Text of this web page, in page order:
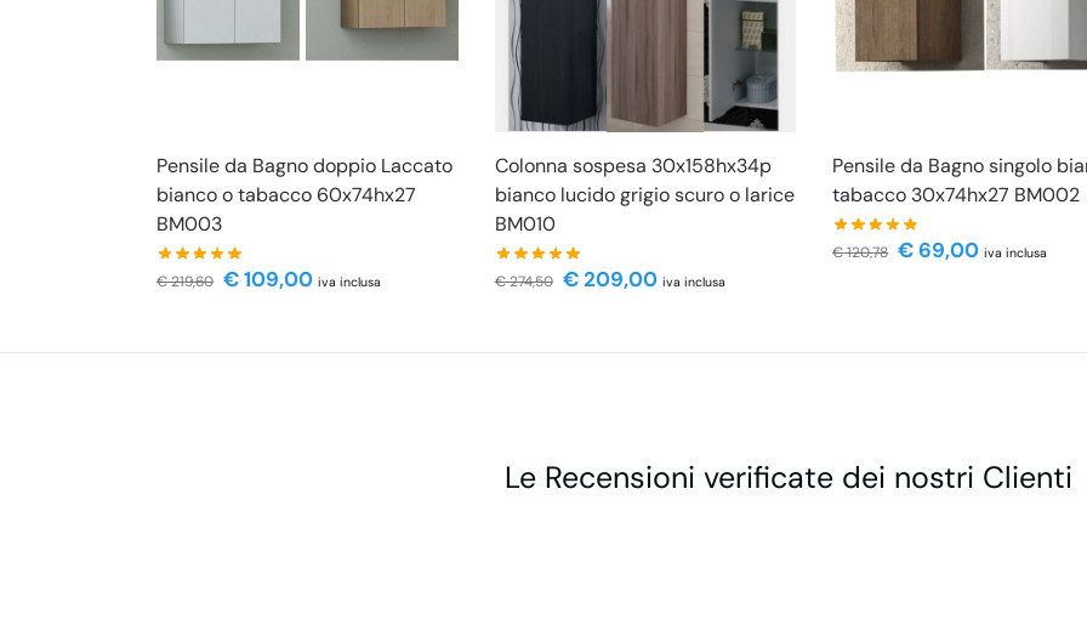
Pensile da Bagno doppio Laccato
bianco o tabacco 60x74hx27
BM003
€219,60 €109,00 iva inclusa
Colonna sospesa 30x158hx34p
bianco lucido grigio scuro o larice
BM010
€274,50 €209,00 iva inclusa
Pensile da Bagno singolo
tabacco 30x74hx27 BM002
€120,78 €69,00 iva inclusa
Le Recensioni verificate dei nostri Clienti